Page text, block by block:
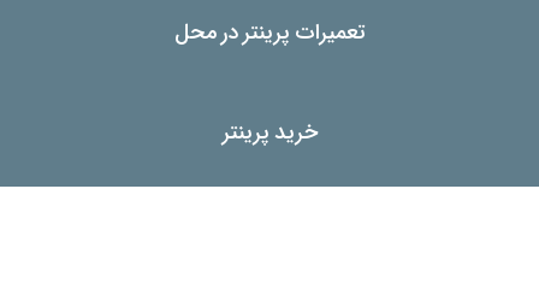
تعمیرات پرینتر در محل
خرید پرینتر